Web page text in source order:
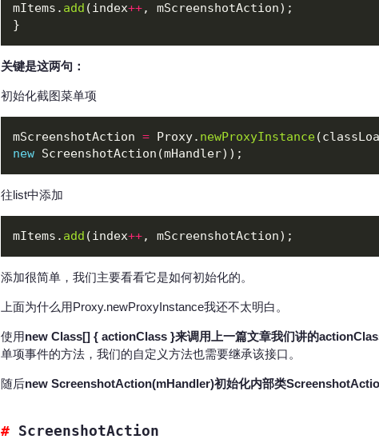
mItems. add (index++
关键是这两句：
初始化截图菜单项
mScreenshotAction = Proxy. newProxyInstance
new
往list中添加
mItems. add (index++
添加很简单，我们主要看看它是如何初始化的。
上面为什么用Proxy.newProxyInstance我还不太明白。
使用new Class[] { actionClass }来调用上一篇文章我们讲的
单项事件的方法，我们的自定义方法也需要继承该接口。
随后new ScreenshotAction(mHandler)初始化内部类
ScreenshotAction